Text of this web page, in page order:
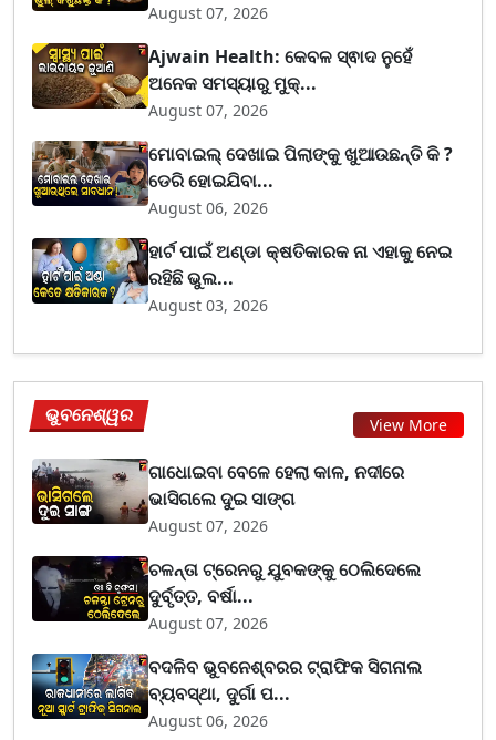
August 07, 2026
Ajwain Health: କେବଳ ସ୍ଵାଦ ନୁହେଁ
ଅନେକ ସମସ୍ୟାରୁ ମୁକ୍...
August 07, 2026
ମୋବାଇଲ୍ ଦେଖାଇ ପିଲାଙ୍କୁ ଖୁଆଉଛନ୍ତି କି ?
ଡେରି ହୋଇଯିବା...
August 06, 2026
ହାର୍ଟ ପାଇଁ ଅଣ୍ଡା କ୍ଷତିକାରକ ନା ଏହାକୁ ନେଇ
ରହିଛି ଭୁଲ...
August 03, 2026
ଭୁବନେଶ୍ୱର View More
ଗାଧୋଇବା ବେଳେ ହେଲା କାଳ, ନଦୀରେ
ଭାସିଗଲେ ଦୁଇ ସାଙ୍ଗ
August 07, 2026
ଚଳନ୍ତା ଟ୍ରେନରୁ ଯୁବକଙ୍କୁ ଠେଲିଦେଲେ
ଦୁର୍ବୃତ୍ତ, ବର୍ଷା...
August 07, 2026
ବଦଳିବ ଭୁବନେଶ୍ବରର ଟ୍ରାଫିକ ସିଗନାଲ
ବ୍ୟବସ୍ଥା, ଦୁର୍ଗା ପ...
August 06, 2026